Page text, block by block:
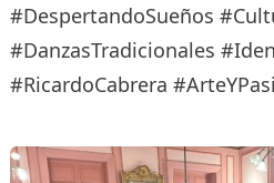
#DespertandoSueños
#DanzasTradicionales
#RicardoCabrera